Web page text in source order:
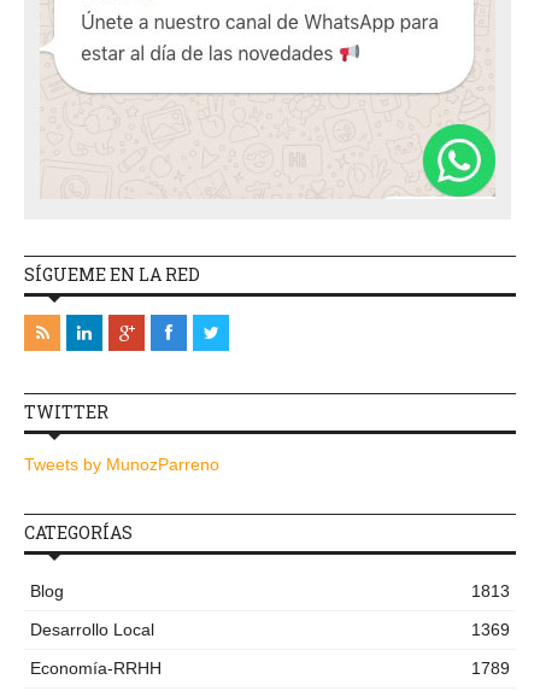
SÍGUEME EN LA RED
TWITTER
Tweets by MunozParreno
CATEGORÍAS
Blog
1813
Desarrollo Local
1369
Economía-RRHH
1789